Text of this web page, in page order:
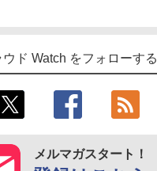
ウド Watch をフォローする
メルマガスタート！